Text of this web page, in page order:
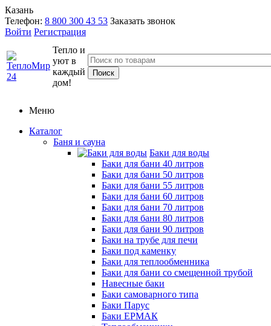
Казань
Телефон: 8 800 300 43 53 Заказать звонок
Войти Регистрация
Тепло и
уют в
каждый
дом!
Меню
Каталог
Баня и сауна
Баки для воды
Баки для бани 40 литров
Баки для бани 50 литров
Баки для бани 55 литров
Баки для бани 60 литров
Баки для бани 70 литров
Баки для бани 80 литров
Баки для бани 90 литров
Баки на трубе для печи
Баки под каменку
Баки для теплообменника
Баки для бани со смещенной трубой
Навесные баки
Баки самоварного типа
Баки Парус
Баки ЕРМАК